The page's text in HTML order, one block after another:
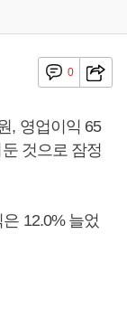
0
, 영업이익 65
것으로 잠정
12.0% 늘었